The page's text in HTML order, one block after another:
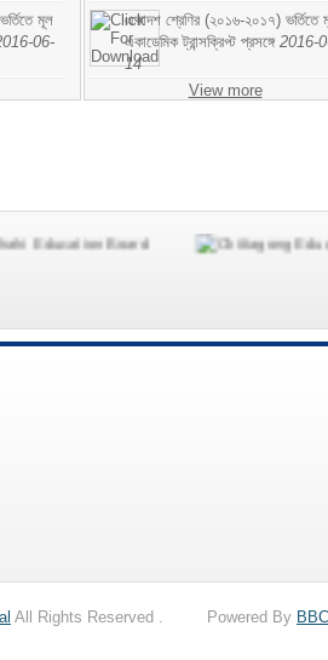
মূল
06-
একাদশ শ্রেণির (২০১৬-২০১৭) ভর্তিতে
একাডেমিক ট্রান্সক্রিপ্ট প্রসঙ্গে 2016-
14
View more
All Rights Reserved . Powered By